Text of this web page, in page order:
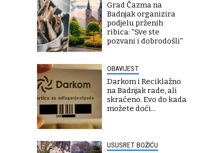
Grad Čazma na
Badnjak organizira
podjelu prženih
ribica: ''Sve ste
pozvani i dobrodošli''
OBAVIJEST
Darkom i Reciklažno
na Badnjak rade, ali
skraćeno. Evo do kada
možete doći...
USUSRET BOŽIĆU